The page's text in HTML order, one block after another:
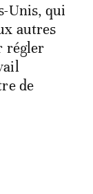
Unis, qui
autres
régler
de